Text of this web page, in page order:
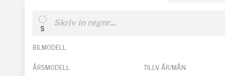
BILMODELL
ÅRSMODELL TILLV. ÅR/MÅN